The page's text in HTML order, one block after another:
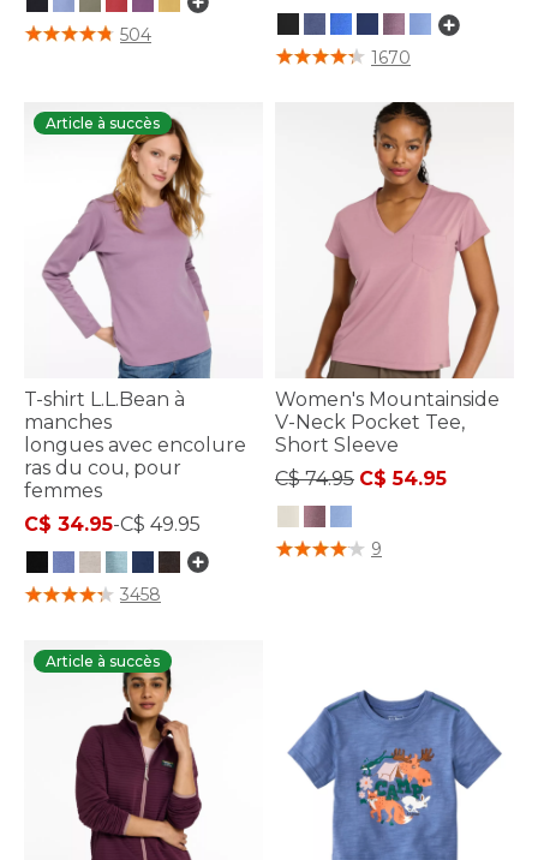
3,7 sur 5 Évaluation des clients
504
5 sur 5 Évaluation des clients
1670
Article à succès
T-shirt L.L.Bean à
manches
longues avec encolure
ras du cou, pour
femmes
C$ 34.95-C$ 49.95
4 sur 5 Évaluation des clients
3458
Women's Mountainside
V-Neck Pocket Tee,
Short Sleeve
Price reduced from
C$ 74.95to
C$ 54.95
3,9 sur 5 Évaluation des clients
9
Article à succès